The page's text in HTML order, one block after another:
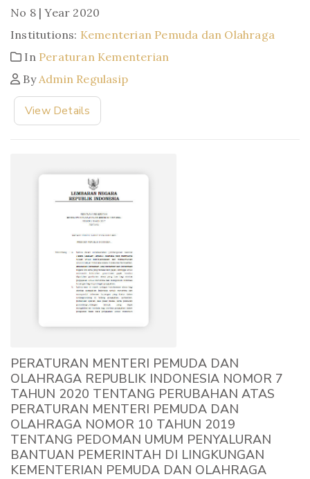
No 8 | Year 2020
Institutions: Kementerian Pemuda dan Olahraga
In Peraturan Kementerian
By Admin Regulasip
View Details
PERATURAN MENTERI PEMUDA DAN
OLAHRAGA REPUBLIK INDONESIA NOMOR 7
TAHUN 2020 TENTANG PERUBAHAN ATAS
PERATURAN MENTERI PEMUDA DAN
OLAHRAGA NOMOR 10 TAHUN 2019
TENTANG PEDOMAN UMUM PENYALURAN
BANTUAN PEMERINTAH DI LINGKUNGAN
KEMENTERIAN PEMUDA DAN OLAHRAGA